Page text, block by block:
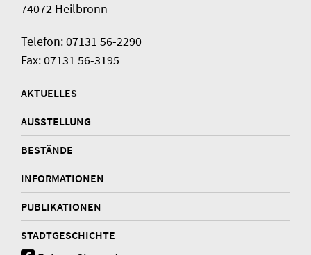
74072 Heilbronn
Telefon: 07131 56-2290
Fax: 07131 56-3195
AKTUELLES
AUSSTELLUNG
BESTÄNDE
INFORMATIONEN
PUBLIKATIONEN
STADTGESCHICHTE